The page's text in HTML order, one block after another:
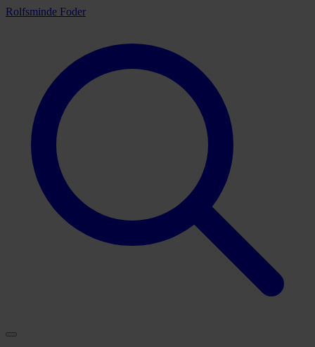
Rolfsminde Foder